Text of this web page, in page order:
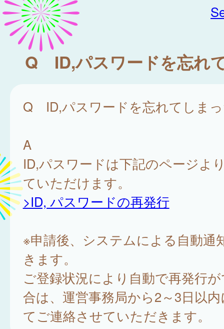
Q ID,パスワードを忘れ
Q ID,パスワードを忘れてしま
A
ID,パスワードは下記のページよ
ていただけます。
>ID, パスワードの再発行
※申請後、システムによる自動通
きます。
ご登録状況により自動で再発行
合は、運営事務局から2～3日以
てご連絡させていただきます。